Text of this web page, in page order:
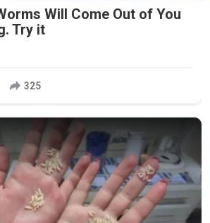
Will Come Out of You
Try it
325